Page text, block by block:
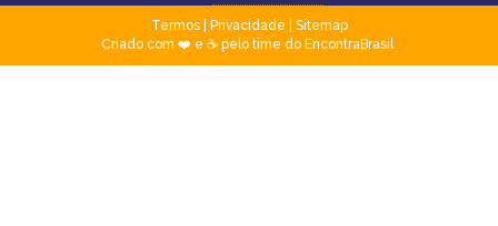
Termos| Privacidade
Sitemap
Criado com ❤️ e ☕ pelo time do EncontraBrasil